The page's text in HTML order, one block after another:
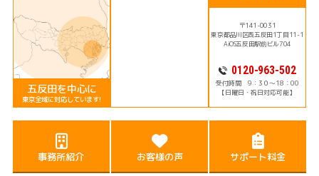
五反田を中心に
東京全域に対応しています!
〒141-0031
東京都品川区西五反田1丁目11-1
AiOS五反田駅前ビル704
0120-963-502
受付時間 9：3０～18：00
【日曜日・祝日対応可能】
事務所紹介 お客様の声 サポート料金